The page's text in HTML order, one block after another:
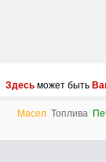
Здесь может быть
Масел Топлива